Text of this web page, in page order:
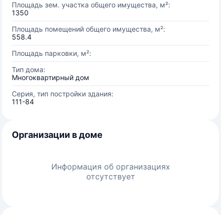
Площадь зем. участка общего имущества, м²:
1350
Площадь помещений общего имущества, м²:
558.4
Площадь парковки, м²:
Тип дома:
Многоквартирный дом
Серия, тип постройки здания:
111-84
Организации в доме
Информация об организациях
отсутствует